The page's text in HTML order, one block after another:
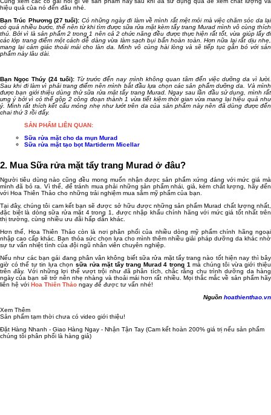
hiệu quả của nó đến đâu nhé.
Bạn Trúc Phương (27 tuổi): Có những ngày đi làm về mình rất mệt mỏi mà việc chăm sóc da lại
có quá nhiều bước, thế nên từ khi tìm được sữa rửa mặt kèm tẩy trang Murad mình vô cùng thích
thú. Bởi vì là sản phẩm 2 trong 1 nên cả 2 chức năng đều được thực hiện rất tốt, vừa giúp lấy đi
các lớp trang điểm một cách dễ dàng vừa làm sạch bụi bẩn hoàn toàn. Hơn nữa lại rất dịu nhẹ,
mang lại cảm giác thoải mái cho làn da. Mình vô cùng hài lòng và sẽ tiếp tục gắn bó với sản
phẩm này lâu dài.
Bạn Ngọc Thúy (24 tuổi): Từ trước đến nay mình không quan tâm đến việc dưỡng da vì lười.
Sau khi đi làm vì phải trang điểm nên mình bắt đầu lựa chọn các sản phẩm dưỡng da. Và mình
được bạn giới thiệu dùng thử sữa rửa mặt tẩy trang Murad. Ngay sau lần đầu sử dụng, mình rất
ưng ý bởi vì có thể gộp 2 công đoạn thành 1 vừa tiết kiệm thời gian vừa mang lại hiệu quả như
ý. Mình rất thích kết cấu mỏng nhẹ như lướt trên da của sản phẩm này nên đã dùng được đến
chai thứ 3 rồi đấy.
SẢN PHẨM LIÊN QUAN:
Sữa rửa mặt cho da mụn Murad
Sữa rửa mặt tạo bọt Martiderm Micellar
2. Mua Sữa rửa mặt tẩy trang Murad ở đâu?
Người tiêu dùng nào cũng đều mong muốn nhận được sản phẩm xứng đáng với mức giá mà
mình đã bỏ ra. Vì thế, để tránh mua phải những sản phẩm nhái, giả, kém chất lượng, hãy đến
với Hoa Thiên Thảo cho những trải nghiệm mua sắm mỹ phẩm của bạn.
Tại đây, chúng tôi cam kết bạn sẽ được sở hữu được những sản phẩm Murad chất lượng nhất,
đặc biệt là dòng sữa rửa mặt 4 trong 1, được nhập khẩu chính hãng với mức giá tốt nhất trên
thị trường, cùng nhiều ưu đãi hấp dẫn khác.
Hơn thế, Hoa Thiên Thảo còn là nơi phân phối của nhiều dòng mỹ phẩm chính hãng ngoại
nhập cao cấp khác. Bạn thỏa sức chọn lựa cho mình thêm nhiều giải pháp dưỡng da khác nhờ
sự tư vấn nhiệt tình của đội ngũ nhân viên chuyên nghiệp.
Nếu như các bạn gái đang phân vân không biết sữa rửa mặt tẩy trang nào tốt hiện nay thì bây
giờ có thể tự tin lựa chọn sữa rửa mặt tẩy trang Murad 4 trong 1 mà chúng tôi vừa giới thiệu
trên đây. Với những lợi thế vượt trội như đã phân tích, chắc rằng chu trình dưỡng da hàng
ngày của bạn sẽ trở nên nhẹ nhàng và thoải mái hơn rất nhiều. Mọi thắc mắc về sản phẩm hãy
liên hệ với Hoa Thiên Thảo ngay để được tư vấn nhé!
Nguồn hoathienthao.vn
Xem Thêm
Sản phẩm tạm thời chưa có video giới thiệu!
Đặt Hàng Nhanh - Giao Hàng Ngay - Nhận Tận Tay (Cam kết hoàn 200% giá trị nếu sản phẩm
chúng tôi phân phối là hàng giả)